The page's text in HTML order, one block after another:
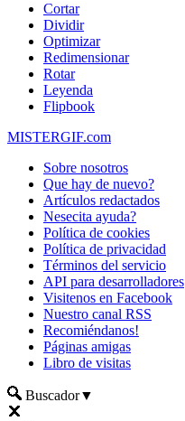
Cortar
Dividir
Optimizar
Redimensionar
Rotar
Leyenda
Flipbook
MISTERGIF.com
Sobre nosotros
Que hay de nuevo?
Artículos redactados
Nesecita ayuda?
Política de cookies
Política de privacidad
Términos del servicio
API para desarrolladores
Visitenos en Facebook
Nuestro canal RSS
Recomiéndanos!
Páginas amigas
Libro de visitas
Buscador▼